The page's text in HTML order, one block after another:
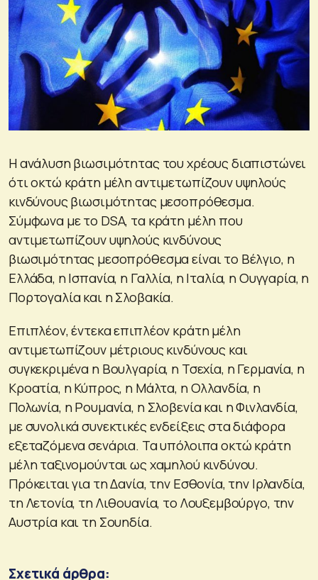
Η ανάλυση βιωσιμότητας του χρέους διαπιστώνει
ότι οκτώ κράτη μέλη αντιμετωπίζουν υψηλούς
κινδύνους βιωσιμότητας μεσοπρόθεσμα.
Σύμφωνα με το DSA, τα κράτη μέλη που
αντιμετωπίζουν υψηλούς κινδύνους
βιωσιμότητας μεσοπρόθεσμα είναι το Βέλγιο, η
Ελλάδα, η Ισπανία, η Γαλλία, η Ιταλία, η Ουγγαρία, η
Πορτογαλία και η Σλοβακία.
Επιπλέον, έντεκα επιπλέον κράτη μέλη
αντιμετωπίζουν μέτριους κινδύνους και
συγκεκριμένα η Βουλγαρία, η Τσεχία, η Γερμανία, η
Κροατία, η Κύπρος, η Μάλτα, η Ολλανδία, η
Πολωνία, η Ρουμανία, η Σλοβενία και η Φινλανδία,
με συνολικά συνεκτικές ενδείξεις στα διάφορα
εξεταζόμενα σενάρια. Τα υπόλοιπα οκτώ κράτη
μέλη ταξινομούνται ως χαμηλού κινδύνου.
Πρόκειται για τη Δανία, την Εσθονία, την Ιρλανδία,
τη Λετονία, τη Λιθουανία, το Λουξεμβούργο, την
Αυστρία και τη Σουηδία.
Σχετικά άρθρα: